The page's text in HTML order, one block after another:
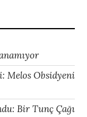
Melos Obsidyeni
Bir Tunç Çağı